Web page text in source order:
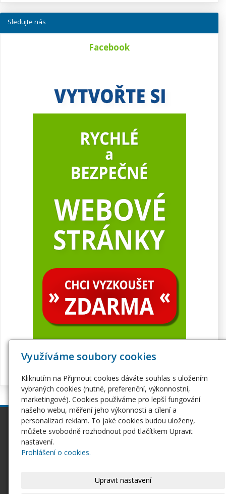
Sledujte nás
Facebook
inPage
Webové stránky
Pro začátečníky
Seznámení s inPage
Webhosting
Hosting
Ostatní
Využíváme soubory cookies
Kliknutím na Přijmout cookies dáváte souhlas s uložením
vybraných cookies (nutné, preferenční, výkonnostní,
marketingové). Cookies používáme pro lepší fungování
našeho webu, měření jeho výkonnosti a cílení a
personalizaci reklam. To jaké cookies budou uloženy,
můžete svobodně rozhodnout pod tlačítkem Upravit
nastavení.
Prohlášení o cookies.
Upravit nastavení